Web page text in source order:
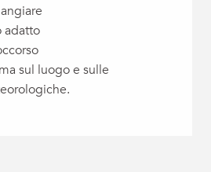
adatto
sul luogo e sulle